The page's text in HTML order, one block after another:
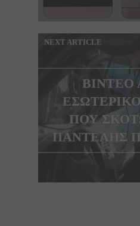
NEXT ARTICLE
ΒΙΝΤΕΟ
ΠΟΥ
ΠΑΝΤΕΛΗΣ